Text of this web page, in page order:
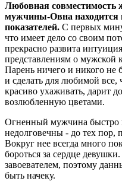
Любовная
мужчины-Овна находится
показателей. С первых
что имеет дело со своим
прекрасно развита
представлениям о мужской
Парень ничего и никого не
и сделать для любимой все,
красиво ухаживать, дарит
возлюбленную цветами.
Огненный мужчина быстро
недолговечны - до тех пор,
Вокруг нее всегда много
бороться за сердце
завоевателем, поэтому
быть начеку.